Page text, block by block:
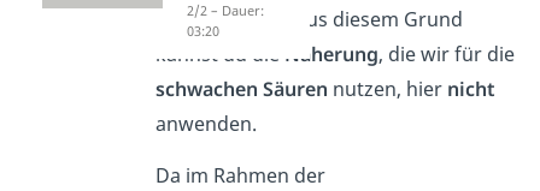
Gleichgewicht. Aus diesem Grund
kannst du die Näherung, die wir für die
schwachen Säuren nutzen, hier nicht
anwenden.
Da im Rahmen der
2/2 – Dauer:
03:20